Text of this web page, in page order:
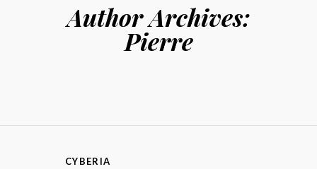
Author Archives:
Pierre
CYBERIA